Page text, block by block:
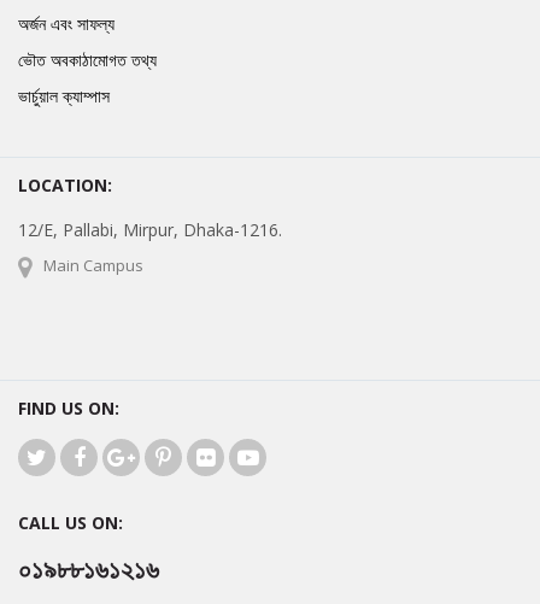
অর্জন এবং সাফল্য
ভৌত অবকাঠামোগত তথ্য
ভার্চুয়াল ক্যাম্পাস
LOCATION:
12/E, Pallabi, Mirpur, Dhaka-1216.
Main Campus
FIND US ON:
CALL US ON:
০১৯৮৮১৬১২১৬